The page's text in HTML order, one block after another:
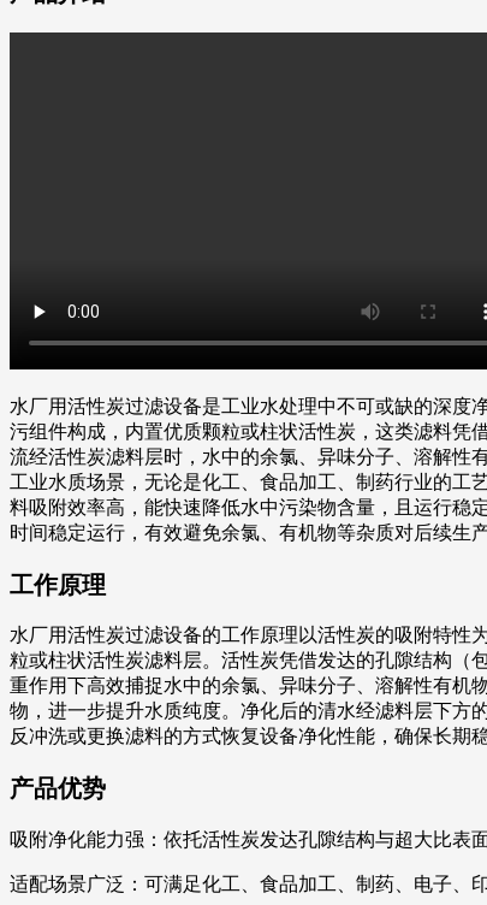
水厂用活性炭过滤设备是工业水处理中不可或缺的深度
污组件构成，内置优质颗粒或柱状活性炭，这类滤料凭
流经活性炭滤料层时，水中的余氯、异味分子、溶解性
工业水质场景，无论是化工、食品加工、制药行业的工
料吸附效率高，能快速降低水中污染物含量，且运行稳
时间稳定运行，有效避免余氯、有机物等杂质对后续生
工作原理
水厂用活性炭过滤设备的工作原理以活性炭的吸附特性
粒或柱状活性炭滤料层。活性炭凭借发达的孔隙结构（
重作用下高效捕捉水中的余氯、异味分子、溶解性有机
物，进一步提升水质纯度。净化后的清水经滤料层下方
反冲洗或更换滤料的方式恢复设备净化性能，确保长期
产品优势
吸附净化能力强：依托活性炭发达孔隙结构与超大比表
适配场景广泛：可满足化工、食品加工、制药、电子、